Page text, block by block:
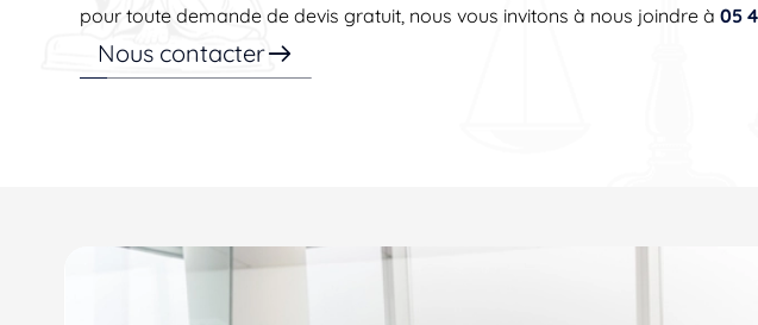
pour toute demande de devis gratuit, nous vous invitons à nous joindre à 05
Nous contacter
Profitez de notre savoir-faire en